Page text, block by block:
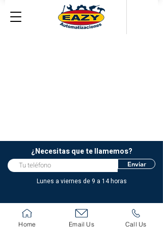
¿Necesitas que te llamemos?
Enviar
Lunes a viernes de 9 a 14 horas
Home Email Us Call Us